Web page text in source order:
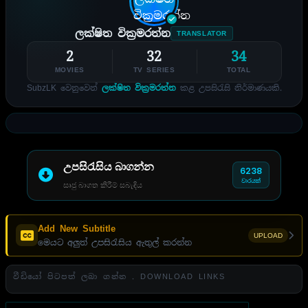
ලක්ෂිත වික්‍රමරත්න TRANSLATOR
2
MOVIES
32
TV SERIES
34
TOTAL
SubzLK වෙනුවෙන් ලක්ෂිත වික්‍රමරත්නකළ උපසිරැසි නිර්මාණයකි.
උපසිරැසිය බාගන්න
සෘජු බාගත කිරීම් සබැඳිය
6238
වාරයක්
Add New Subtitle
මෙයට අලුත් උපසිරැසිය ඇතුල් කරන්න
UPLOAD
වීඩියෝ පිටපත් ලබා ගන්න . DOWNLOAD LINKS